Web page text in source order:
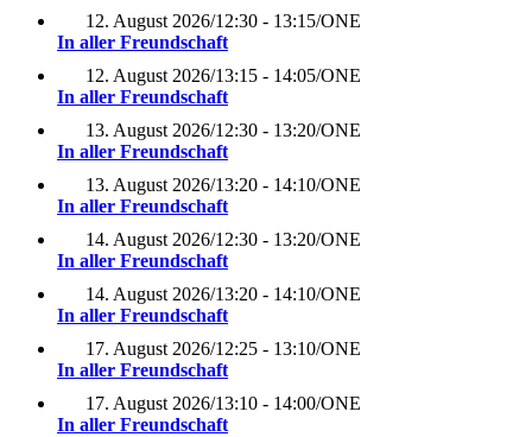
12. August 2026/12:30 - 13:15/ONE
In aller Freundschaft
12. August 2026/13:15 - 14:05/ONE
In aller Freundschaft
13. August 2026/12:30 - 13:20/ONE
In aller Freundschaft
13. August 2026/13:20 - 14:10/ONE
In aller Freundschaft
14. August 2026/12:30 - 13:20/ONE
In aller Freundschaft
14. August 2026/13:20 - 14:10/ONE
In aller Freundschaft
17. August 2026/12:25 - 13:10/ONE
In aller Freundschaft
17. August 2026/13:10 - 14:00/ONE
In aller Freundschaft